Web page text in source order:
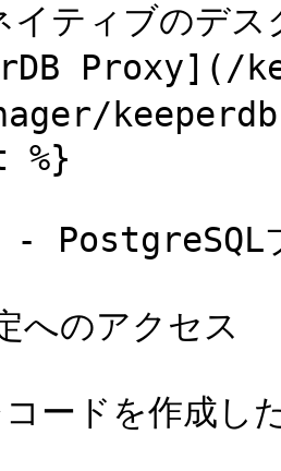
イティブのデ
%}
- PostgreSQL
へのアクセス
コードを作成し